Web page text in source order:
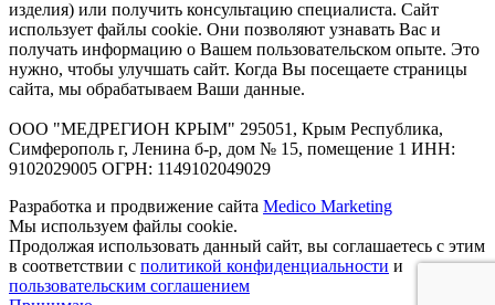
изделия) или получить консультацию специалиста. Сайт
использует файлы cookie. Они позволяют узнавать Вас и
получать информацию о Вашем пользовательском опыте. Это
нужно, чтобы улучшать сайт. Когда Вы посещаете страницы
сайта, мы обрабатываем Ваши данные.
ООО "МЕДРЕГИОН КРЫМ" 295051, Крым Республика,
Симферополь г, Ленина б-р, дом № 15, помещение 1 ИНН:
9102029005 ОГРН: 1149102049029
Разработка и продвижение сайта Medico Marketing
Мы используем файлы cookie.
Продолжая использовать данный сайт, вы соглашаетесь с этим
в соответствии с политикой конфиденциальности и
пользовательским соглашением